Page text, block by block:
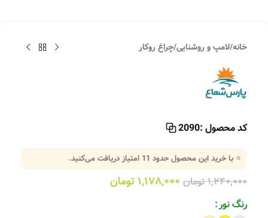
خانه/لامپ و روشنایی/چراغ روکار
کد محصول :2090
⭐ با خرید این محصول حدود 11 امتیاز دریافت می‌کنید.
۱,۲۴۰,۰۰۰تومان ۱,۱۷۸,۰۰۰ تومان
رنگ نور